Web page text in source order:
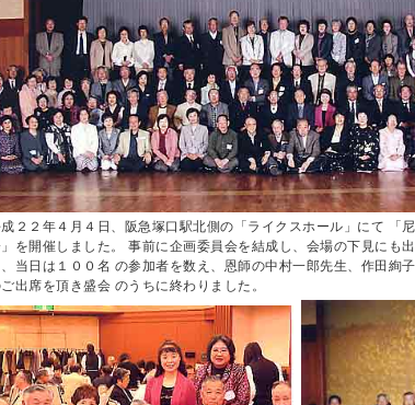
２２年４月４日、阪急塚口駅北側の「ライクスホール」にて 「
を開催しました。 事前に企画委員会を結成し、会場の下見にも
当日は１００名 の参加者を数え、恩師の中村一郎先生、作田絢
出席を頂き盛会 のうちに終わりました。